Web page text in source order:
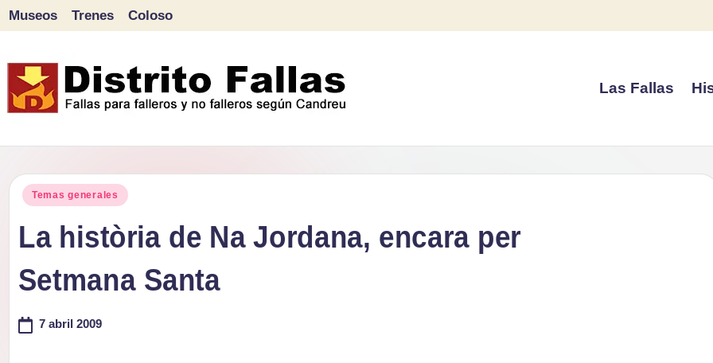
contenido
Museos Trenes Coloso
Las Fallas
Publicado
Temas generales
La història de Na Jordana, encara per
Setmana Santa
7 abril 2009